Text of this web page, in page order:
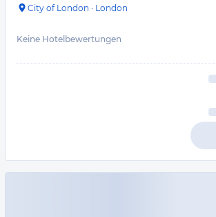
City of London · London
Keine Hotelbewertungen